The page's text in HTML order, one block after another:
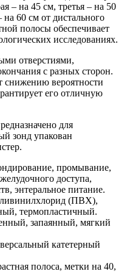
– на 45 см, третья – на 50
на 60 см от дистального
полосы обеспечивает
исследованиях.
отверстиями,
с разных сторон.
снижению вероятности
его отличную
для
зонд упакован
промывание,
доступа,
энтеральное питание.
(ПВХ),
термопластичный.
запаянный, мягкий
катетерный
полоса, метки на 40,